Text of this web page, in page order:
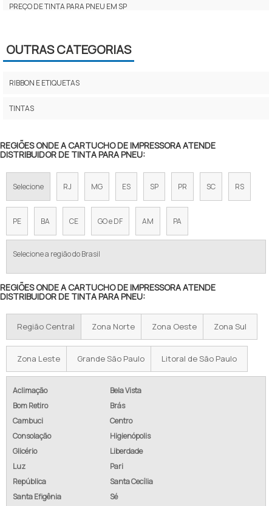
PREÇO DE TINTA PARA PNEU EM SP
TINTA INKJET EPSON
TINTA INKJET HP
TINTA LISTRAR FIOS E CABOS
TINTA PARA BANDA DE ROLDAGEM
TINTA PARA FIO E CABOS SILICONE
TINTA PARA IMPRESSORA INDUSTRIAL
TINTA PARA IMPRESSORA INKJET
TINTA PARA LISTRAR PNEUS
TINTA PARA MOLDE DE PNEU
TINTA PARA OFFSET PARA PNEUS
TINTA PARA PINTAR LETRAS PNEU
TINTA PARA PINTAR PNEU
TINTA PARA PINTAR PNEUS DE BORRACHA
TINTA PARA PNEUS
TINTA PARA REFORMA DE PNEU
TINTA PARA TINGIR FIOS E CABOS
OUTRAS CATEGORIAS
RIBBON E ETIQUETAS
TINTAS
REGIÕES ONDE A CARTUCHO DE IMPRESSORA ATENDE
DISTRIBUIDOR DE TINTA PARA PNEU:
Selecione RJ MG ES SP PR SC RS
PE BA CE GO e DF AM PA
Selecione a região do Brasil
REGIÕES ONDE A CARTUCHO DE IMPRESSORA ATENDE
DISTRIBUIDOR DE TINTA PARA PNEU:
Região Central Zona Norte Zona Oeste Zona Sul
Zona Leste Grande São Paulo Litoral de São Paulo
Aclimação
Bela Vista
Bom Retiro
Brás
Cambuci
Centro
Consolação
Higienópolis
Glicério
Liberdade
Luz
Pari
República
Santa Cecília
Santa Efigênia
Sé